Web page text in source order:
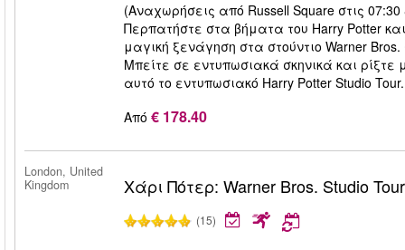
(Αναχωρήσεις από Russell Square στις
Περπατήστε στα βήματα του Harry Potter
μαγική ξενάγηση στα στούντιο Warner
Μπείτε σε εντυπωσιακά σκηνικά και
αυτό το εντυπωσιακό Harry Potter Studio Tour.
Από € 178.40
London, United
Kingdom
Χάρι Πότερ: Warner Bros. Studio
(15)